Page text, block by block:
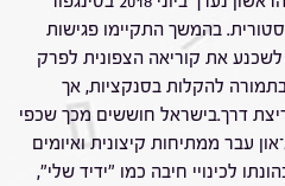
בהמשך התקיימו פגישות
את קוריאה הצפונית לפרק
להקלות בסנקציות, אך
דרך.בישראל חוששים מכך שכפי
עבר ממתיחות קיצונית ואיומים
לכינויי חיבה כמו "ידיד שלי",